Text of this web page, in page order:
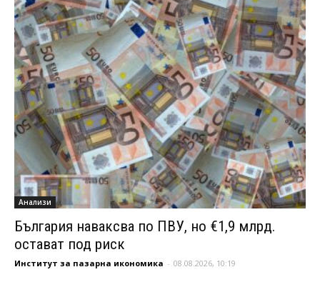
Анализи
България наваксва по ПВУ, но €1,9 млрд.
остават под риск
Институт за пазарна икономика - 08.08.2026, 10:19